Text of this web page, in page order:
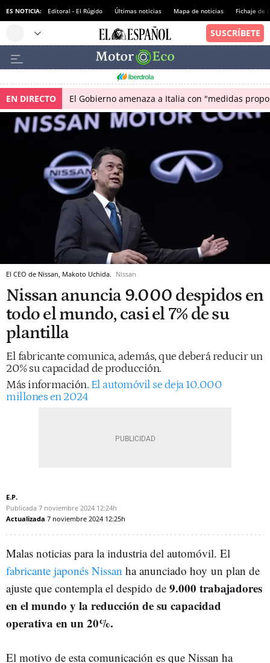
ES NOTICIA: Editoral - El Rúgido Últimas noticias Mapa de noticias Fichaje de
EN DIRECTO El Gobierno amenaza a Italia con "medidas
El CEO de Nissan, Makoto Uchida. Nissan
Nissan anuncia 9.000 despidos en
todo el mundo, casi el 7% de su
plantilla
El fabricante comunica, además, que deberá reducir un
20% su capacidad de producción.
Más información. El automóvil se deja 10.000
millones en 2024
E.P.
Publicada 7 noviembre 2024 12:24h
Actualizada 7 noviembre 2024 12:25h
Malas noticias para la industria del automóvil. El
fabricante japonés Nissan ha anunciado hoy un plan de
ajuste que contempla el despido de 9.000 trabajadores
en el mundo y la reducción de su capacidad
operativa en un 20%.
El motivo de esta comunicación es que Nissan ha